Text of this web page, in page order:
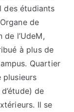
des étudiants
de
l’UdeM,
à plus de
Quartier
de
Il se